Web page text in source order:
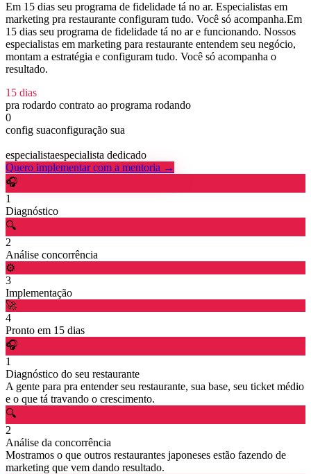
Em 15 dias seu programa de fidelidade tá no ar. Especialistas em
marketing pra restaurante configuram tudo. Você só acompanha.Em
15 dias seu programa de fidelidade tá no ar e funcionando. Nossos
especialistas em marketing para restaurante entendem seu negócio,
montam a estratégia e configuram tudo. Você só acompanha o
resultado.
15 dias
pra rodardo contrato ao programa rodando
0
config suaconfiguração sua
especialistaespecialista dedicado
Quero implementar com a mentoria →
🎧
1
Diagnóstico
🔍
2
Análise concorrência
⚙️
3
Implementação
🚀
4
Pronto em 15 dias
🎧
1
Diagnóstico do seu restaurante
A gente para pra entender seu restaurante, sua base, seu ticket médio
e o que tá travando o crescimento.
🔍
2
Análise da concorrência
Mostramos o que outros restaurantes japoneses estão fazendo de
marketing que vem dando resultado.